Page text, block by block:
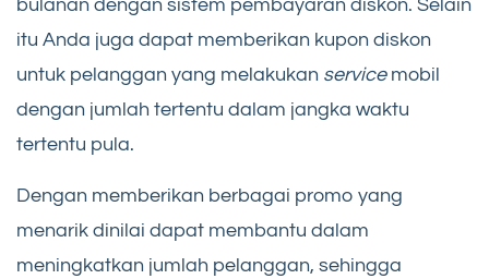
bulanan dengan sistem pembayaran diskon. Selain
itu Anda juga dapat memberikan kupon diskon
untuk pelanggan yang melakukan servicemobil
dengan jumlah tertentu dalam jangka waktu
tertentu pula.
Dengan memberikan berbagai promo yang
menarik dinilai dapat membantu dalam
meningkatkan jumlah pelanggan, sehingga